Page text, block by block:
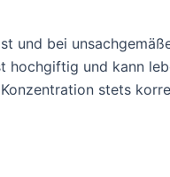
und bei
hochgiftig und kann
stets